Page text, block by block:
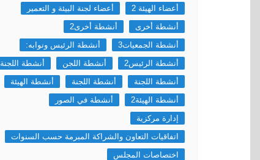
أعضاء الهيئة 2
أعضاء لجنة البيئة و التعمير
أنشطة أخرى
أنشطة أخرى2
أنشطة الجمعيات3
أنشطة الرئيس ونوابه:
أنشطة الرئيس2
أنشطة اللجن
أنشطة اللجنة
أنشطة اللجنة
أنشطة اللجنة
أنشطة الهيئة
أنشطة الهيئة2
أنشطة في الصور
إدارة مركزية
اتفاقيات التعاون والشراكة المبرمة حسب السنوات
اختصاصات المجلس